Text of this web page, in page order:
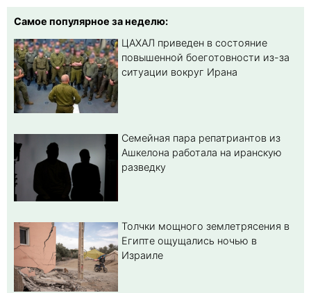
Самое популярное за неделю:
ЦАХАЛ приведен в состояние
повышенной боеготовности из-за
ситуации вокруг Ирана
Семейная пара репатриантов из
Ашкелона работала на иранскую
разведку
Толчки мощного землетрясения в
Египте ощущались ночью в
Израиле